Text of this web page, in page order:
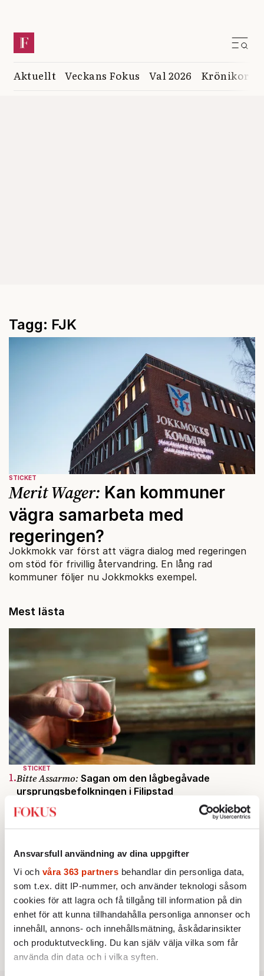
Ansvarsfull användning av dina uppgifter
Vi och våra 363 partners behandlar din personliga data,
som t.ex. ditt IP-nummer, och använder teknologi såsom
cookies för att lagra och få tillgång till information på din
enhet för att kunna tillhandahålla personliga annonser och
innehåll, annons- och innehållsmätning, åskådarinsikter
och produktutveckling. Du kan själv välja vilka som får
använda din data och i vilka syften.
Aktuellt Veckans Fokus Val 2026 Krönikor
Tagg: FJK
STICKET
Merit Wager: Kan kommuner
vägra samarbeta med
regeringen?
Jokkmokk var först att vägra dialog med regeringen
om stöd för frivillig återvandring. En lång rad
kommuner följer nu Jokkmokks exempel.
Mest lästa
STICKET
1.Bitte Assarmo: Sagan om den lågbegåvade
ursprungsbefolkningen i Filipstad
2.Sakine Madon:
Efter islamistdådet oroar sig
Av: Bengt Jangfeldt
4.Dan Korn: Quisling, quislingar och sten i glashus
STICKET
5. Johan Romin:Varför ställs aldrig dessa frågor?
6.Johan Hakelius:DN-rubriken visar vad som sägs
mellan raderna